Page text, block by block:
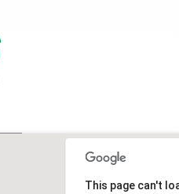
This page can't